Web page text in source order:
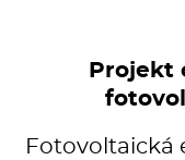
Chlazení
Projekt
Fotovoltaická